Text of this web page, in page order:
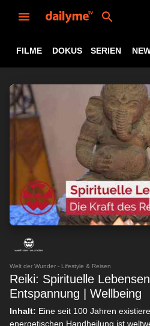
FILME DOKUS SERIEN
Welt der Wunder - Lifestyle & Reisen
Reiki: Spirituelle
Entspannung | Wellbeing
Inhalt: Eine seit 100 Jahren
energetischen Handheilung ist